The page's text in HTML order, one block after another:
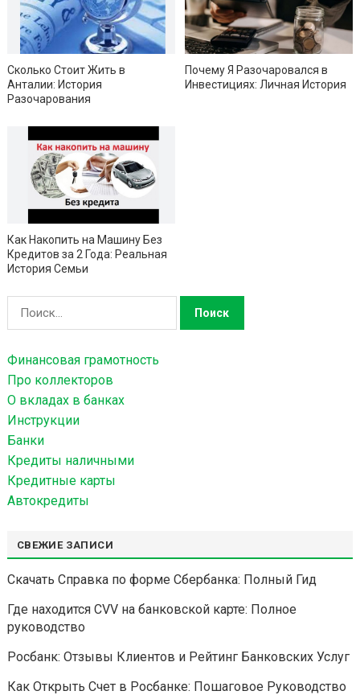
Сколько Стоит Жить в
Анталии: История
Разочарования
Почему Я Разочаровался в
Инвестициях: Личная История
Как Накопить на Машину Без
Кредитов за 2 Года: Реальная
История Семьи
а
т
и
:
Финансовая грамотность
Про коллекторов
О вкладах в банках
Инструкции
Банки
Кредиты наличными
Кредитные карты
Автокредиты
СВЕЖИЕ ЗАПИСИ
Скачать Справка по форме Сбербанка: Полный Гид
Где находится CVV на банковской карте: Полное
руководство
Росбанк: Отзывы Клиентов и Рейтинг Банковских Услуг
Как Открыть Счет в Росбанке: Пошаговое Руководство